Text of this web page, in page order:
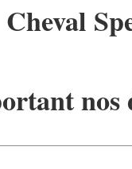
Cheval
nos